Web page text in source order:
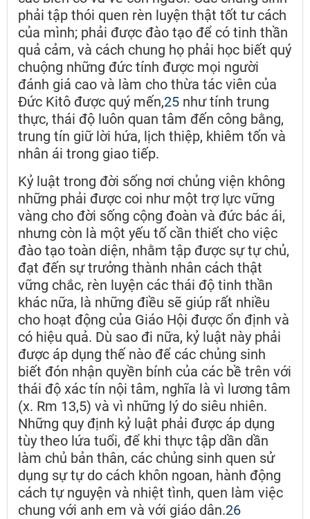
phải tập thói quen rèn luyện thật tốt tư cách
của mình; phải được đào tạo để có tinh thần
quả cảm, và cách chung họ phải học biết quý
chuộng những đức tính được mọi người
đánh giá cao và làm cho thừa tác viên của
Đức Kitô được quý mến,25 như tính trung
thực, thái độ luôn quan tâm đến công bằng,
trung tín giữ lời hứa, lịch thiệp, khiêm tốn và
nhân ái trong giao tiếp.
Kỷ luật trong đời sống nơi chủng viện không
những phải được coi như một trợ lực vững
vàng cho đời sống cộng đoàn và đức bác ái,
nhưng còn là một yếu tố cần thiết cho việc
đào tạo toàn diện, nhằm tập được sự tự chủ,
đạt đến sự trưởng thành nhân cách thật
vững chắc, rèn luyện các thái độ tinh thần
khác nữa, là những điều sẽ giúp rất nhiều
cho hoạt động của Giáo Hội được ổn định và
có hiệu quả. Dù sao đi nữa, kỷ luật này phải
được áp dụng thế nào để các chủng sinh
biết đón nhận quyền bính của các bề trên với
thái độ xác tín nội tâm, nghĩa là vì lương tâm
(x. Rm 13,5) và vì những lý do siêu nhiên.
Những quy định kỷ luật phải được áp dụng
tùy theo lứa tuổi, để khi thực tập dần dần
làm chủ bản thân, các chủng sinh quen sử
dụng sự tự do cách khôn ngoan, hành động
cách tự nguyện và nhiệt tình, quen làm việc
chung với anh em và với giáo dân.26